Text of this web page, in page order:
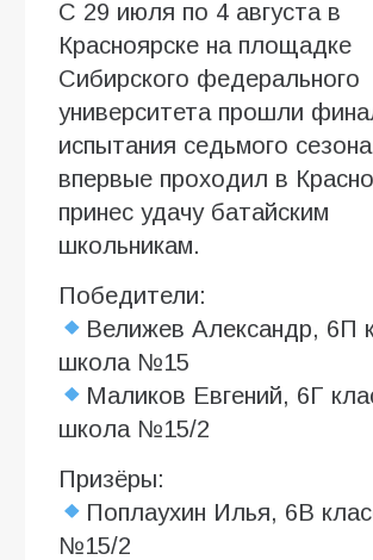
С 29 июля по 4 августа в
Красноярске на площадке
Сибирского федерального
университета прошли
испытания седьмого
впервые проходил в
принес удачу батайским
школьникам.
Победители:
Велижев Александр, 6П
школа №15
Маликов Евгений, 6Г
школа №15/2
Призёры:
Поплаухин Илья, 6В
№15/2